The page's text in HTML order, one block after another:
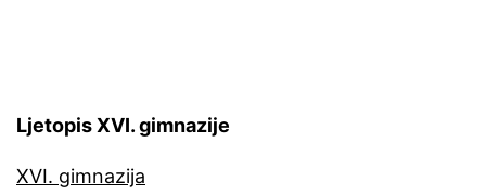
Ljetopis XVI. gimnazije
XVI. gimnazija